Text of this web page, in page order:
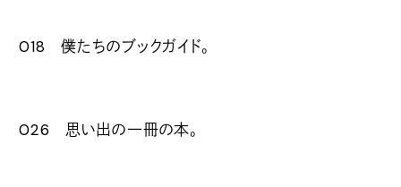
018 僕たちのブックガイド。
026 思い出の一冊の本。